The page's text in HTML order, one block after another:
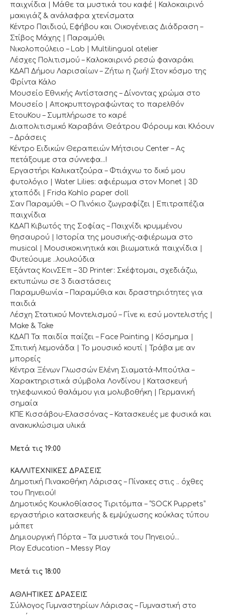
παιχνίδια | Μάθε τα μυστικά του καφέ | Καλοκαιρινό
μακιγιάζ & ανάλαφρα χτενίσματα
Κέντρο Παιδιού, Εφήβου και Οικογένειας Διάδραση –
Στίβος Μάχης | Παραμύθι
Νικολοπούλειο – Lab | Multilingual atelier
Λέσχες Πολιτισμού – Kαλοκαιρινό ρεσώ φαναράκι
ΚΔΑΠ Δήμου Λαρισαίων – Ζήτω η ζωή! Στον κόσμο της
Φρίντα Κάλο
Μουσείο Εθνικής Αντίστασης – Δίνοντας χρώμα στο
Μουσείο | Αποκρυπτογραφώντας το παρελθόν
ΕτουΚου – Συμπλήρωσε το καρέ
Διαπολιτισμικό Καραβάνι Θεάτρου Φόρουμ και Κλόουν
– Δράσεις
Κέντρο Ειδικών Θεραπειών Μήτσιου Center – Ας
πετάξουμε στα σύννεφα…!
Εργαστήρι Καλικατζούρα – Φτιάχνω το δικό μου
φυτολόγιο | Water Lilies: αφιέρωμα στον Μonet | 3D
χταπόδι | Frida Kahlo paper doll
Σαν Παραμύθι – Ο Πινόκιο ζωγραφίζει | Επιτραπέζια
παιχνίδια
ΚΔΑΠ Κιβωτός της Σοφίας – Παιχνίδι κρυμμένου
θησαυρού | Ιστορία της μουσικής-αφιέρωμα στο
musical | Mουσικοκινητικά και βιωματικά παιχνίδια |
Φυτεύουμε ..λουλούδια
Εξάντας ΚοινΣΕπ – 3D Printer: Σκέφτομαι, σχεδιάζω,
εκτυπώνω σε 3 διαστάσεις
Παραμυθωνία – Παραμύθια και δραστηριότητες για
παιδιά
Λέσχη Στατικού Μοντελισμού – Γίνε κι εσύ μοντελιστής |
Make & Take
ΚΔΑΠ Τα παιδία παίζει – Face Painting | Κόσμημα |
Σπιτική λεμονάδα | Το μουσικό κουτί | Τράβα με αν
μπορείς
Κέντρα Ξένων Γλωσσών Ελένη Σιαματά-Μπούτλα –
Χαρακτηριστικά σύμβολα Λονδίνου | Κατασκευή
τηλεφωνικού θαλάμου για μολυβοθήκη | Γερμανική
σημαία
ΚΠΕ Κισσάβου-Ελασσόνας – Κατασκευές με φυσικά και
ανακυκλώσιμα υλικά
Μετά τις 19:00
ΚΑΛΛΙΤΕΧΝΙΚΕΣ ΔΡΑΣΕΙΣ
Δημοτική Πινακοθήκη Λάρισας – Πίνακες στις .. όχθες
του Πηνειού!
Δημοτικός Κουκλοθίασος Τιριτόμπα – “SOCK Puppets”
εργαστήριο κατασκευής & εμψύχωσης κούκλας τύπου
μάπετ
Δημιουργική Πόρτα – Τα μυστικά του Πηνειού…
Play Education – Messy Play
Mετά τις 18:00
ΑΘΛΗΤΙΚΕΣ ΔΡΑΣΕΙΣ
Σύλλογος Γυμναστηρίων Λάρισας – Γυμναστική στο